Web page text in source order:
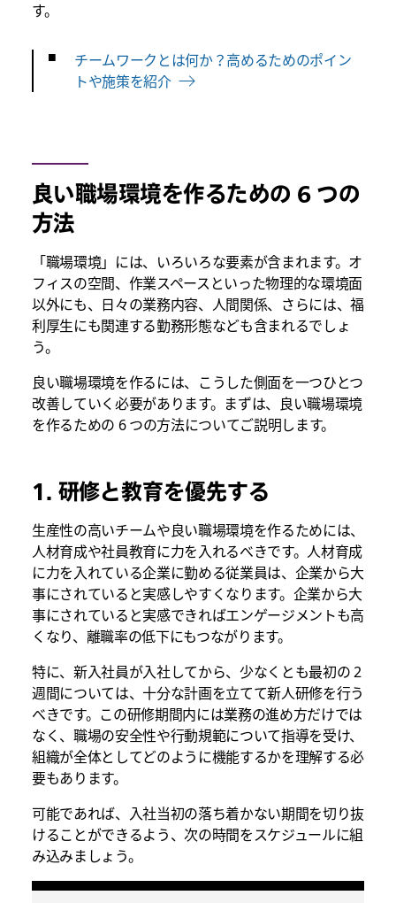
す。
チームワークとは何か？高めるためのポイン
トや施策を紹介
良い職場環境を作るための 6 つの
方法
「職場環境」には、いろいろな要素が含まれます。オ
フィスの空間、作業スペースといった物理的な環境面
以外にも、日々の業務内容、人間関係、さらには、福
利厚生にも関連する勤務形態なども含まれるでしょ
う。
良い職場環境を作るには、こうした側面を一つひとつ
改善していく必要があります。まずは、良い職場環境
を作るための 6 つの方法についてご説明します。
1. 研修と教育を優先する
生産性の高いチームや良い職場環境を作るためには、
人材育成や社員教育に力を入れるべきです。人材育成
に力を入れている企業に勤める従業員は、企業から大
事にされていると実感しやすくなります。企業から大
事にされていると実感できればエンゲージメントも高
くなり、離職率の低下にもつながります。
特に、新入社員が入社してから、少なくとも最初の 2
週間については、十分な計画を立てて新人研修を行う
べきです。この研修期間内には業務の進め方だけでは
なく、職場の安全性や行動規範について指導を受け、
組織が全体としてどのように機能するかを理解する必
要もあります。
可能であれば、入社当初の落ち着かない期間を切り抜
けることができるよう、次の時間をスケジュールに組
み込みましょう。